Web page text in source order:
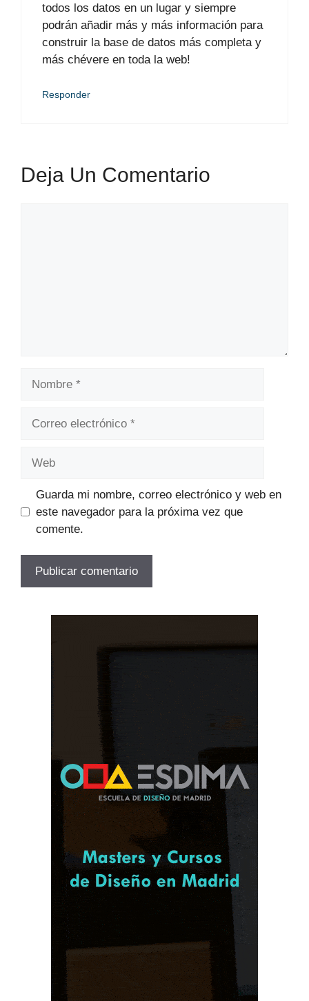
todos los datos en un lugar y siempre
podrán añadir más y más información para
construir la base de datos más completa y
más chévere en toda la web!
Responder
Deja Un Comentario
Guarda mi nombre, correo electrónico y web en
este navegador para la próxima vez que
comente.